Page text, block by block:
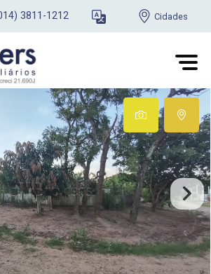
3811-1212 Cidades